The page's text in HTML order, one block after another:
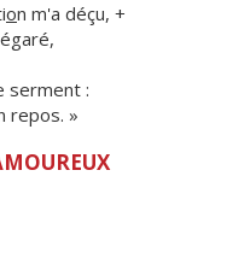
on m'a déçu, +
serment :
repos. »